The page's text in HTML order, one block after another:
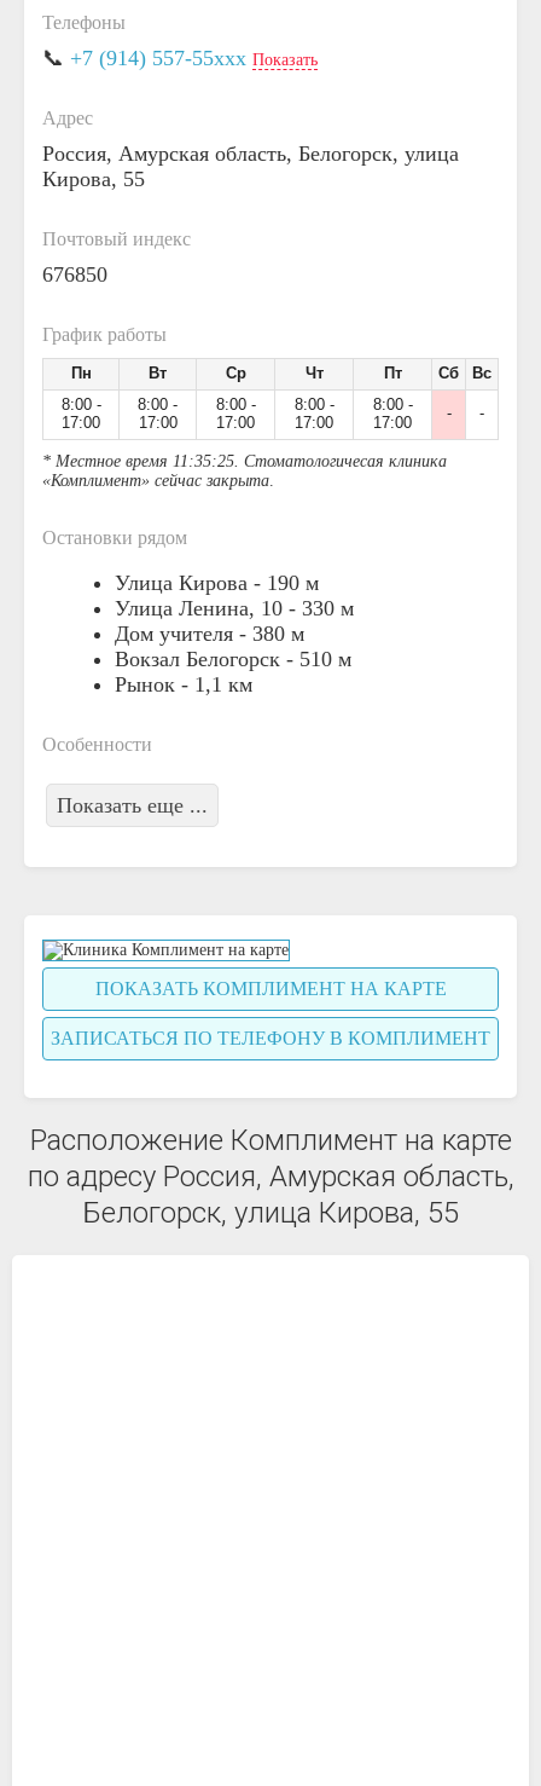
Телефоны
📞 +7 (914) 557-55xxx Показать
Адрес
Россия, Амурская область, Белогорск, улица
Кирова, 55
Почтовый индекс
676850
График работы
Пн Вт Ср Чт Пт Сб
Вс
8:00 -
17:00
8:00 -
17:00
8:00 -
17:00
8:00 -
17:00
8:00 -
17:00
- -
* Местное время 11:35:25. Стоматологичесая клиника
«Комплимент» сейчас закрыта.
Остановки рядом
Улица Кирова - 190 м
Улица Ленина, 10 - 330 м
Дом учителя - 380 м
Вокзал Белогорск - 510 м
Рынок - 1,1 км
Особенности
Показать еще ...
ПОКАЗАТЬ КОМПЛИМЕНТ НА КАРТЕ
ЗАПИСАТЬСЯ ПО ТЕЛЕФОНУ В КОМПЛИМЕНТ
Расположение Комплимент на карте
по адресу Россия, Амурская область,
Белогорск, улица Кирова, 55